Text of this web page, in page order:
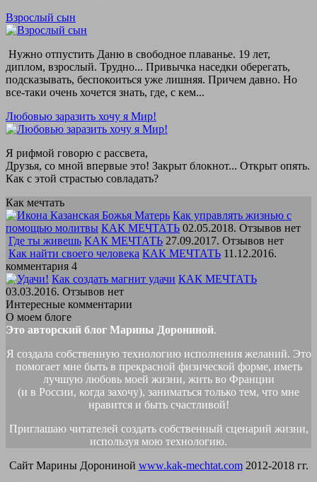
Взрослый сын
Нужно отпустить Даню в свободное плаванье. 19 лет,
диплом, взрослый. Трудно... Привычка наседки оберегать,
подсказывать, беспокоиться уже лишняя. Причем давно. Но
все-таки очень хочется знать, где, с кем...
Любовью заразить хочу я Мир!
Я рифмой говорю с рассвета,
Друзья, со мной впервые это! Закрыт блокнот... Открыт опять.
Как с этой страстью совладать?
Как мечтать
Как управлять жизнью с
помощью молитвы КАК МЕЧТАТЬ 02.05.2018. Отзывов нет
Где ты живешь КАК МЕЧТАТЬ 27.09.2017. Отзывов нет
Как найти своего человека КАК МЕЧТАТЬ 11.12.2016.
комментария 4
Как создать магнит удачи КАК МЕЧТАТЬ
03.03.2016. Отзывов нет
Интересные комментарии
О моем блоге
Это авторский блог Марины Дорониной.
Я создала собственную технологию исполнения желаний. Это
помогает мне быть в прекрасной физической форме, иметь
лучшую любовь моей жизни, жить во Франции
(и в России, когда захочу), заниматься только тем, что мне
нравится и быть счастливой!
Приглашаю читателей создать собственный сценарий жизни,
используя мою технологию.
Сайт Марины Дорониной www.kak-mechtat.com2012-2018 гг.